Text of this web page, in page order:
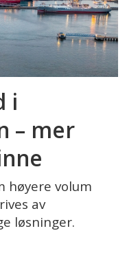
i
– mer
høyere volum
av
løsninger.